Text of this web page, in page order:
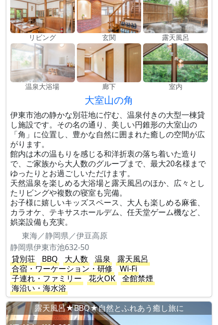
リビング 玄関 露天風呂
温泉大浴場 廊下 室内
大室山の角
伊東市池の静かな別荘地に佇む、温泉付きの大型一棟貸
し施設です。その名の通り、美しい円錐形の大室山の
「角」に位置し、豊かな自然に囲まれた癒しの空間が広
がります。
館内は木の温もりを感じる和洋折衷の落ち着いた造り
で、ご家族から大人数のグループまで、最大20名様まで
ゆったりとお過ごしいただけます。
天然温泉を楽しめる大浴場と露天風呂のほか、広々とし
たリビングや複数の寝室も完備。
お子様に嬉しいキッズスペース、大人も楽しめる麻雀、
カラオケ、テキサスホールデム、任天堂ゲーム機など、
娯楽設備も充実。
東海／静岡県／伊豆高原
静岡県伊東市池632-50
貸別荘
BBQ 大人数 温泉
露天風呂
合宿・ワーケーション・研修
Wi-Fi
子連れ・ファミリー
花火OK
全館禁煙
海沿い・海水浴
露天風呂★BBQ★自然とふれあう癒し旅に